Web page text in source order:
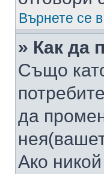
Върнете се
» Как да
Също
да
Ако